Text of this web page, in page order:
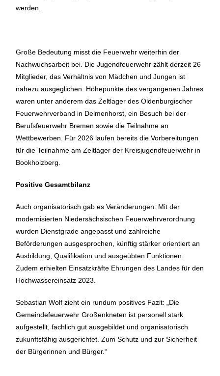
werden.
Große Bedeutung misst die Feuerwehr weiterhin der
Nachwuchsarbeit bei. Die Jugendfeuerwehr zählt derzeit 26
Mitglieder, das Verhältnis von Mädchen und Jungen ist
nahezu ausgeglichen. Höhepunkte des vergangenen Jahres
waren unter anderem das Zeltlager des Oldenburgischer
Feuerwehrverband in Delmenhorst, ein Besuch bei der
Berufsfeuerwehr Bremen sowie die Teilnahme an
Wettbewerben. Für 2026 laufen bereits die Vorbereitungen
für die Teilnahme am Zeltlager der Kreisjugendfeuerwehr in
Bookholzberg.
Positive Gesamtbilanz
Auch organisatorisch gab es Veränderungen: Mit der
modernisierten Niedersächsischen Feuerwehrverordnung
wurden Dienstgrade angepasst und zahlreiche
Beförderungen ausgesprochen, künftig stärker orientiert an
Ausbildung, Qualifikation und ausgeübten Funktionen.
Zudem erhielten Einsatzkräfte Ehrungen des Landes für den
Hochwassereinsatz 2023.
Sebastian Wolf zieht ein rundum positives Fazit: „Die
Gemeindefeuerwehr Großenkneten ist personell stark
aufgestellt, fachlich gut ausgebildet und organisatorisch
zukunftsfähig ausgerichtet. Zum Schutz und zur Sicherheit
der Bürgerinnen und Bürger.“